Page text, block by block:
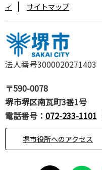
法人番号3000020271403
〒590-0078
堺市堺区南瓦町3番1号
電話番号： 072-233-1101
堺市役所へのアクセス
ィ
サイトマップ